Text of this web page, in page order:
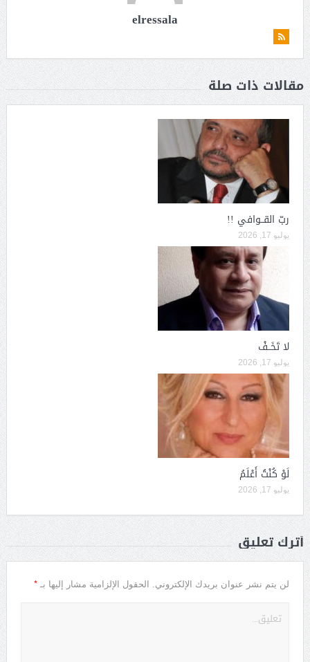
elressala
مقالات ذات صلة
ربّ القــوافي !!
يوليو 17, 2026
لا تَخَــفْ
يوليو 17, 2026
لَوْ كُنْتُ أَعْلَمُ
يوليو 17, 2026
أترك تعليق
لن يتم نشر عنوان بريدك الإلكتروني. الحقول الإلزامية مشار إليها بـ *